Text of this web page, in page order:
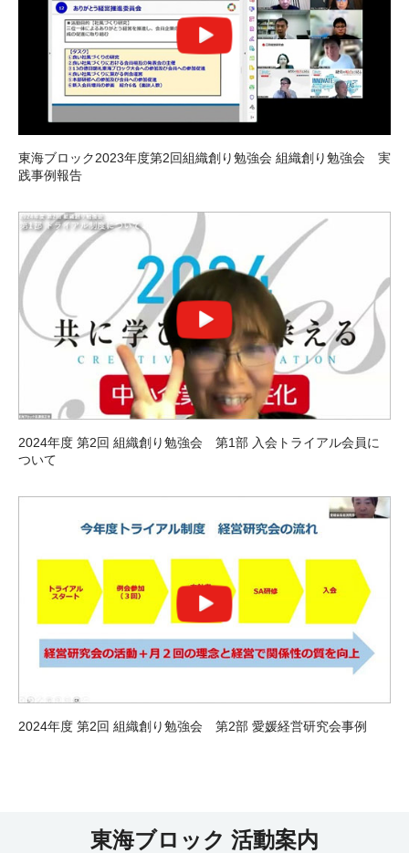
東海ブロック2023年度第2回組織創り勉強会 組織創り勉強会 実
践事例報告
2024年度 第2回 組織創り勉強会 第1部 入会トライアル会員に
ついて
2024年度 第2回 組織創り勉強会 第2部 愛媛経営研究会事例
東海ブロック 活動案内